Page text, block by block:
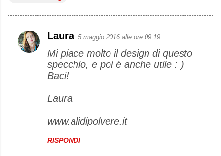
C
Laura 5 maggio 2016 alle ore 09:19
Mi piace molto il design di questo
specchio, e poi è anche utile : )
Baci!
Laura
www.alidipolvere.it
RISPONDI